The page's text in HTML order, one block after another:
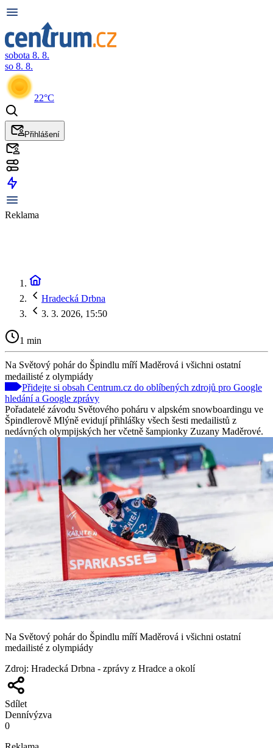
sobota 8. 8.
so 8. 8.
22°C
Přihlášení
Reklama
Hradecká Drbna
3. 3. 2026, 15:50
1 min
Na Světový pohár do Špindlu míří Maděrová i všichni ostatní
medailisté z olympiády
Přidejte si obsah Centrum.cz do oblíbených zdrojů pro Google
hledání a Google zprávy
Pořadatelé závodu Světového poháru v alpském snowboardingu ve
Špindlerově Mlýně evidují přihlášky všech šesti medailistů z
nedávných olympijských her včetně šampionky Zuzany Maděrové.
Na Světový pohár do Špindlu míří Maděrová i všichni ostatní
medailisté z olympiády
Zdroj: Hradecká Drbna - zprávy z Hradce a okolí
Sdílet
Dennívýzva
0